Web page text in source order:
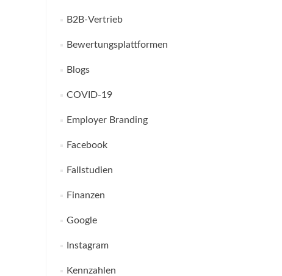
B2B-Vertrieb
Bewertungsplattformen
Blogs
COVID-19
Employer Branding
Facebook
Fallstudien
Finanzen
Google
Instagram
Kennzahlen